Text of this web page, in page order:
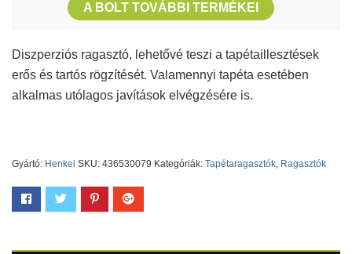
A BOLT TOVÁBBI TERMÉKEI
Diszperziós ragasztó, lehetővé teszi a tapétaillesztések
erős és tartós rögzítését. Valamennyi tapéta esetében
alkalmas utólagos javítások elvégzésére is.
Gyártó: Henkel SKU: 436530079 Kategóriák: Tapétaragasztók, Ragasztók